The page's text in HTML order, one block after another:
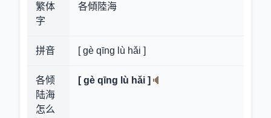
繁体
字
各傾陸海
拼音 [ gè qīng lù hǎi ]
各倾
陆海
怎么
[ gè qīng lù hǎi ]